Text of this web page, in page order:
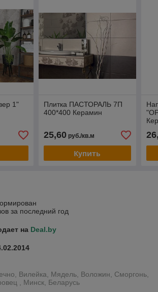
1"
Плитка ПАСТОРАЛЬ 7П
400*400 Керамин
25,60руб./кв.м
Купить
за последний год
на Deal.by
Вилейка, Мядель, Воложин, Сморгонь,
, Минск, Беларусь